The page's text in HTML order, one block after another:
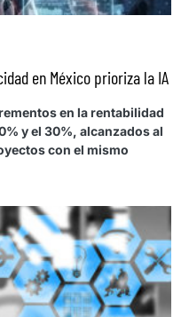
en México prioriza la IA
en la rentabilidad
y el 30%, alcanzados al
con el mismo